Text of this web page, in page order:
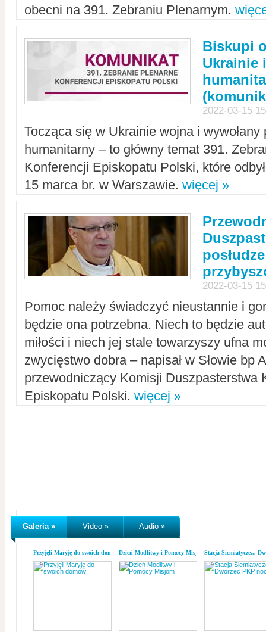
obecni na 391. Zebraniu Plenarnym.
Biskupi
Ukrainie
2022-03-15
Tocząca się w Ukrainie wojna i
humanitarny – to główny temat 391.
Konferencji Episkopatu Polski, które
15 marca br. w Warszawie. więcej »
2022-03-15
Pomoc należy świadczyć nieustannie i
będzie ona potrzebna. Niech to będzie
miłości i niech jej stale towarzyszy ufna
zwycięstwo dobra – napisał w Słowie bp
przewodniczący Komisji Duszpasterstwa
Episkopatu Polski. więcej »
Galeria » Video » Audio »
Przyjęli Maryję do swoich domówDzień Modlitwy i Pomocy MisjomStacja Siemiatycze...